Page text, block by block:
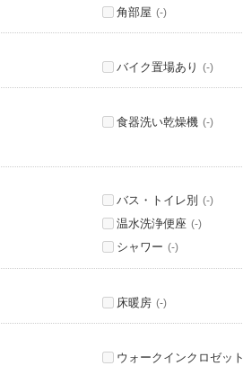
角部屋 (-)
バイク置場あり (-)
食器洗い乾燥機 (-)
バス・トイレ別 (-)
温水洗浄便座 (-)
シャワー (-)
床暖房 (-)
ウォークインクロゼット